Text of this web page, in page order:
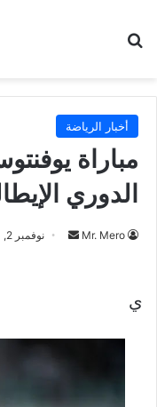
أخبار الرياضة
مباراة
الدوري الإيطالي
Mr. Mero
أرسل نوفمبر 2, 2024
ي